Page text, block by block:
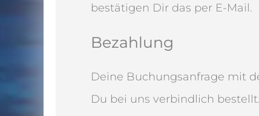
bestätigen Dir das per E-Mail.
Bezahlung
Deine Buchungsanfrage mit
Du bei uns verbindlich bestellt.